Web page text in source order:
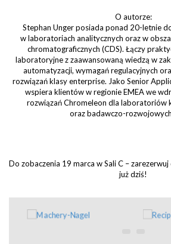
O autorze:
Stephan Unger posiada ponad 20-letnie
w laboratoriach analitycznych oraz w
chromatograficznych (CDS). Łączy
laboratoryjne z zaawansowaną wiedzą w
automatyzacji, wymagań regulacyjnych
rozwiązań klasy enterprise. Jako Senior
wspiera klientów w regionie EMEA we
rozwiązań Chromeleon dla laboratoriów
oraz badawczo-
Do zobaczenia 19 marca w Sali C –
już dziś!